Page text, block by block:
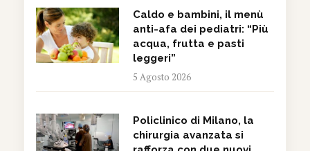
Caldo e bambini, il menù
anti-afa dei pediatri: “Più
acqua, frutta e pasti
leggeri”
5 Agosto 2026
Policlinico di Milano, la
chirurgia avanzata si